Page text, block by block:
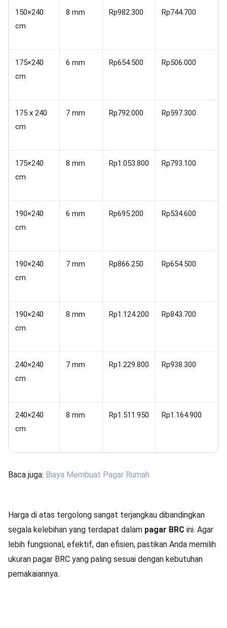
150×240
cm
8 mm Rp982.300 Rp744.700
175×240
cm
6 mm Rp654.500 Rp506.000
175 x 240
cm
7 mm Rp792.000 Rp597.300
175×240
cm
8 mm Rp1.053.800 Rp793.100
190×240
cm
6 mm Rp695.200 Rp534.600
190×240
cm
7 mm Rp866.250 Rp654.500
190×240
cm
8 mm Rp1.124.200 Rp843.700
240×240
cm
7 mm Rp1.229.800 Rp938.300
240×240
cm
8 mm Rp1.511.950 Rp1.164.900
Baca juga: Biaya Membuat Pagar Rumah
Harga di atas tergolong sangat terjangkau dibandingkan
segala kelebihan yang terdapat dalam pagar BRC ini. Agar
lebih fungsional, efektif, dan efisien, pastikan Anda memilih
ukuran pagar BRC yang paling sesuai dengan kebutuhan
pemakaiannya.